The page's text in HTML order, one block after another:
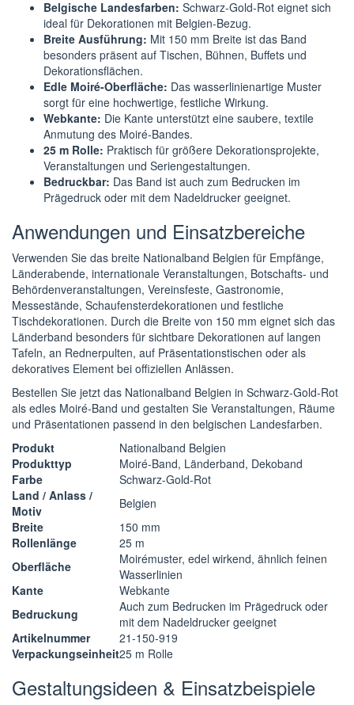
Belgische Landesfarben: Schwarz-Gold-Rot eignet sich
ideal für Dekorationen mit Belgien-Bezug.
Breite Ausführung: Mit 150 mm Breite ist das Band
besonders präsent auf Tischen, Bühnen, Buffets und
Dekorationsflächen.
Edle Moiré-Oberfläche: Das wasserlinienartige Muster
sorgt für eine hochwertige, festliche Wirkung.
Webkante: Die Kante unterstützt eine saubere, textile
Anmutung des Moiré-Bandes.
25 m Rolle: Praktisch für größere Dekorationsprojekte,
Veranstaltungen und Seriengestaltungen.
Bedruckbar: Das Band ist auch zum Bedrucken im
Prägedruck oder mit dem Nadeldrucker geeignet.
Anwendungen und Einsatzbereiche
Verwenden Sie das breite Nationalband Belgien für Empfänge,
Länderabende, internationale Veranstaltungen, Botschafts- und
Behördenveranstaltungen, Vereinsfeste, Gastronomie,
Messestände, Schaufensterdekorationen und festliche
Tischdekorationen. Durch die Breite von 150 mm eignet sich das
Länderband besonders für sichtbare Dekorationen auf langen
Tafeln, an Rednerpulten, auf Präsentationstischen oder als
dekoratives Element bei offiziellen Anlässen.
Bestellen Sie jetzt das Nationalband Belgien in Schwarz-Gold-Rot
als edles Moiré-Band und gestalten Sie Veranstaltungen, Räume
und Präsentationen passend in den belgischen Landesfarben.
Produkt
Nationalband Belgien
Produkttyp
Moiré-Band, Länderband, Dekoband
Farbe
Schwarz-Gold-Rot
Land / Anlass /
Motiv
Belgien
Breite
150 mm
Rollenlänge
25 m
Oberfläche
Moirémuster, edel wirkend, ähnlich feinen
Wasserlinien
Kante
Webkante
Bedruckung
Auch zum Bedrucken im Prägedruck oder
mit dem Nadeldrucker geeignet
Artikelnummer
21-150-919
Verpackungseinheit25 m Rolle
Gestaltungsideen & Einsatzbeispiele